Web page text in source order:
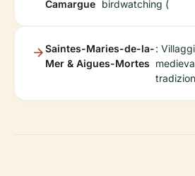
Camargue birdwatching (
Saintes-Maries-de-la-
Mer & Aigues-Mortes
: